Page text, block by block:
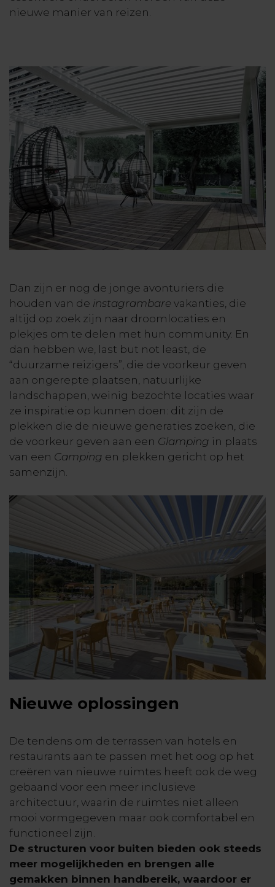
nieuwe manier van reizen.
Dan zijn er nog de jonge avonturiers die
houden van de instagrambare vakanties, die
altijd op zoek zijn naar droomlocaties en
plekjes om te delen met hun community. En
dan hebben we, last but not least, de
“duurzame reizigers”, die de voorkeur geven
aan ongerepte plaatsen, natuurlijke
landschappen, weinig bezochte locaties waar
ze inspiratie op kunnen doen: dit zijn de
plekken die de nieuwe generaties zoeken, die
de voorkeur geven aan een Glamping in plaats
van een Camping en plekken gericht op het
samenzijn.
Nieuwe oplossingen
De tendens om de terrassen van hotels en
restaurants aan te passen met het oog op het
creëren van nieuwe ruimtes heeft ook de weg
gebaand voor een meer inclusieve
architectuur, waarin de ruimtes niet alleen
mooi vormgegeven maar ook comfortabel en
functioneel zijn.
De structuren voor buiten bieden ook steeds
meer mogelijkheden en brengen alle
gemakken binnen handbereik, waardoor er